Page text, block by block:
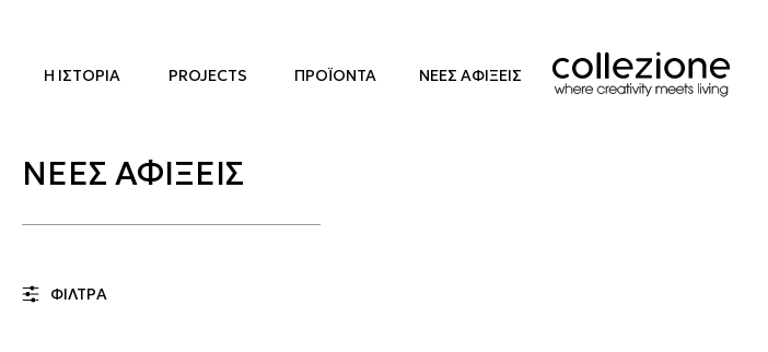
Η ΙΣΤΟΡΙΑ PROJECTS ΠΡΟΪΟΝΤΑ ΝΕΕΣ ΑΦΙΞΕΙΣ
ΝΕΕΣ ΑΦΙΞΕΙΣ
ΦΙΛΤΡΑ